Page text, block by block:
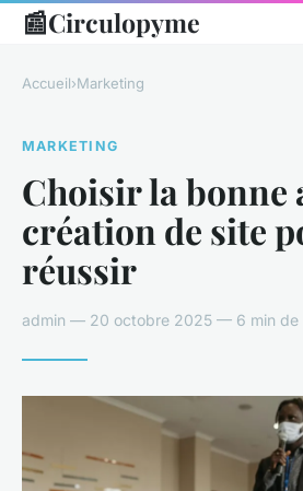
📰Circulopyme
Accueil›Marketing
MARKETING
Choisir la bonne
création de site
réussir
admin — 20 octobre 2025 — 6 min de